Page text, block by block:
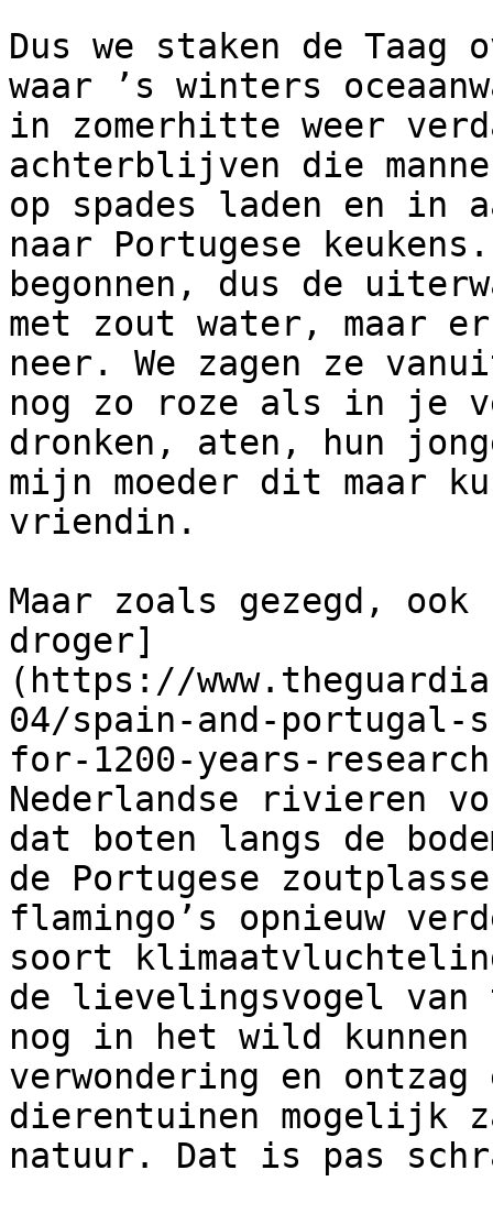
Dus we staken de Taag
waar ’s winters
in zomerhitte weer
achterblijven die
op spades laden en in
naar Portugese
begonnen, dus de
met zout water, maar
neer. We zagen ze
nog zo roze als in je
dronken, aten, hun
mijn moeder dit maar
vriendin.
Maar zoals gezegd,
droger]
(https://
04/spain-and-
for-1200-years-
Nederlandse rivieren
dat boten langs de
de Portugese
flamingo’s opnieuw
soort
de lievelingsvogel van
nog in het wild kunnen
verwondering en
dierentuinen mogelijk
natuur. Dat is pas